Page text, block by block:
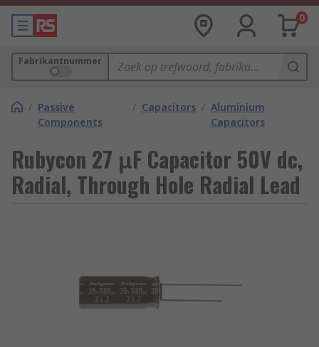
0
Fabrikantnummer
/ Passive
Components
/ Capacitors / Aluminium
Capacitors
Rubycon 27 μF Capacitor 50V dc,
Radial, Through Hole Radial Lead